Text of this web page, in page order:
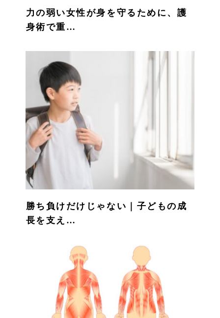
力の弱い女性が身を守るために、護
身術で重…
勝ち負けだけじゃない｜子どもの成
長を支え…